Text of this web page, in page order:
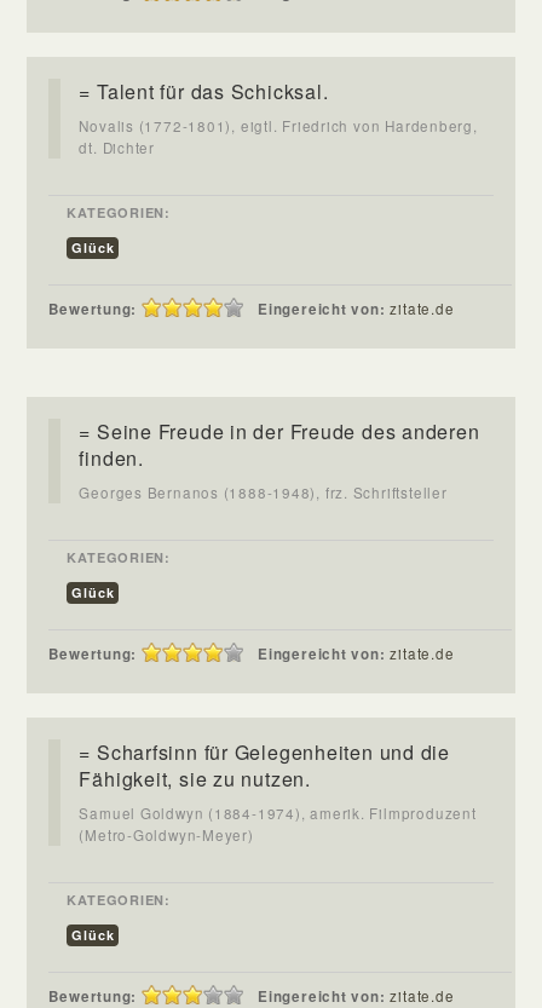
= Talent für das Schicksal.
Novalis (1772-1801), eigtl. Friedrich von Hardenberg,
dt. Dichter
KATEGORIEN:
Glück
Bewertung: Eingereicht von:zitate.de
= Seine Freude in der Freude des anderen
finden.
Georges Bernanos (1888-1948), frz. Schriftsteller
KATEGORIEN:
Glück
Bewertung: Eingereicht von:zitate.de
= Scharfsinn für Gelegenheiten und die
Fähigkeit, sie zu nutzen.
Samuel Goldwyn (1884-1974), amerik. Filmproduzent
(Metro-Goldwyn-Meyer)
KATEGORIEN:
Glück
Bewertung: Eingereicht von:zitate.de